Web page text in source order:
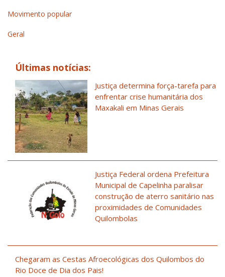
Movimento popular
Geral
Últimas notícias:
Justiça determina força-tarefa para
enfrentar crise humanitária dos
Maxakali em Minas Gerais
Justiça Federal ordena Prefeitura
Municipal de Capelinha paralisar
construção de aterro sanitário nas
proximidades de Comunidades
Quilombolas
Chegaram as Cestas Afroecológicas dos Quilombos do
Rio Doce de Dia dos Pais!